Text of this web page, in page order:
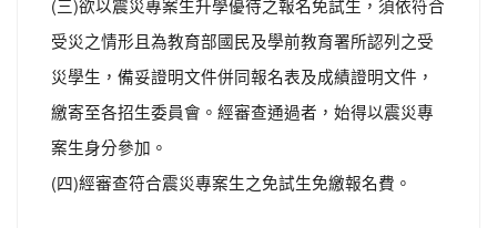
(三)欲以震災專案生升學優待之報名免試生，須依符合
受災之情形且為教育部國民及學前教育署所認列之受
災學生，備妥證明文件併同報名表及成績證明文件，
繳寄至各招生委員會。經審查通過者，始得以震災專
案生身分參加。
(四)經審查符合震災專案生之免試生免繳報名費。